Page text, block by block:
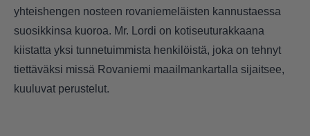
yhteishengen nosteen rovaniemeläisten kannustaessa
suosikkinsa kuoroa. Mr. Lordi on kotiseuturakkaana
kiistatta yksi tunnetuimmista henkilöistä, joka on tehnyt
tiettäväksi missä Rovaniemi maailmankartalla sijaitsee,
kuuluvat perustelut.